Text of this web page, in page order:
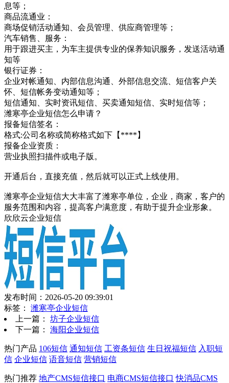
息等；
商品流通业：
商场促销活动通知、会员管理、供应商管理等；
汽车销售、服务：
用于跟进买主，为车主提供专业的保养知识服务，发送活动通
知等
银行证券：
企业对帐通知、内部信息沟通、外部信息交流、短信客户关
怀、短信帐务变动通知等；
短信通知、实时资讯短信、买卖通知短信、实时短信等；
潍寒亭企业短信怎么申请？
报备短信签名：
格式:公司名称或简称格式如下【****】
报备企业资质：
营业执照扫描件或电子版。
开通后台，直接充值，然后就可以正式上线使用。
潍寒亭企业短信大大丰富了潍寒亭单位，企业，商家，客户的
服务范围和内容，提高客户满意度，有助于提升企业形象。
欣欣云企业短信
发布时间：2026-05-20 09:39:01
标签： 潍寒亭企业短信
上一篇： 坊子企业短信
下一篇： 海阳企业短信
热门产品 106短信 通知短信 工资条短信 生日祝福短信 入职短
信 企业短信 语音短信 营销短信
热门推荐 地产CMS短信接口 电商CMS短信接口 快消品CMS